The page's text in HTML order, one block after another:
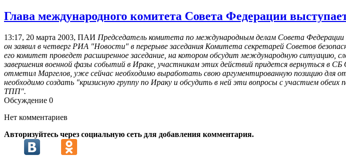
Глава международного комитета Совета Федерации
13:17, 20 марта 2003, ПАИ Председатель комитета по международным делам Совета Федерации
он заявил в четверг РИА "Новости" в перерыве заседания Комитета секретарей Советов
его комитет проведет расширенное заседание, на котором обсудит международную ситуацию,
завершения военной фазы событий в Ираке, участникам этих действий придется вернуться в
отметил Маргелов, уже сейчас необходимо выработать свою аргументированную позицию для
необходимо создать "кризисную группу по Ираку и обсудить в ней эти вопросы с участием
ТПП".
Обсуждение 0
Нет комментариев
Авторизуйтесь через социальную сеть для добавления комментария.